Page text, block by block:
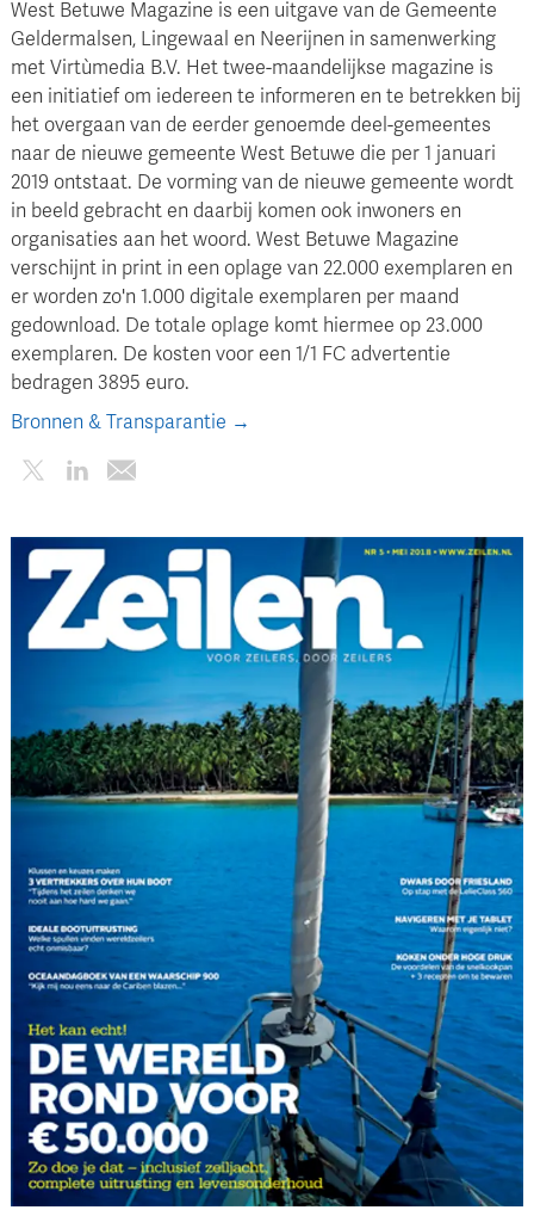
West Betuwe Magazine is een uitgave van de Gemeente
Geldermalsen, Lingewaal en Neerijnen in samenwerking
met Virtùmedia B.V. Het twee-maandelijkse magazine is
een initiatief om iedereen te informeren en te betrekken bij
het overgaan van de eerder genoemde deel-gemeentes
naar de nieuwe gemeente West Betuwe die per 1 januari
2019 ontstaat. De vorming van de nieuwe gemeente wordt
in beeld gebracht en daarbij komen ook inwoners en
organisaties aan het woord. West Betuwe Magazine
verschijnt in print in een oplage van 22.000 exemplaren en
er worden zo'n 1.000 digitale exemplaren per maand
gedownload. De totale oplage komt hiermee op 23.000
exemplaren. De kosten voor een 1/1 FC advertentie
bedragen 3895 euro.
Bronnen & Transparantie →